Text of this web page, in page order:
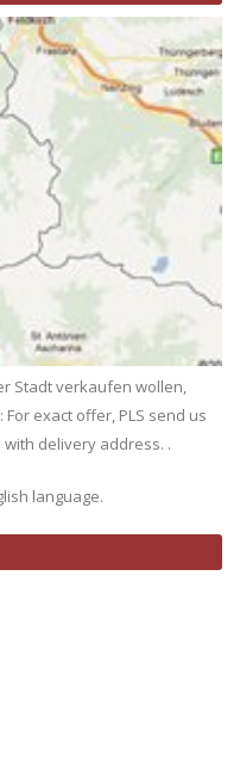
Stadt verkaufen wollen,
exact offer, PLS send us
delivery address. .
language.